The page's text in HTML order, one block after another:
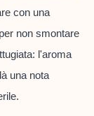
con una
non smontare
l'aroma
una nota